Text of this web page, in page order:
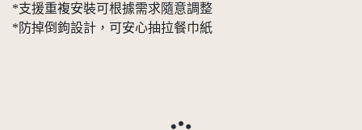
*支援重複安裝可根據需求隨意調整
*防掉倒鉤設計，可安心抽拉餐巾紙